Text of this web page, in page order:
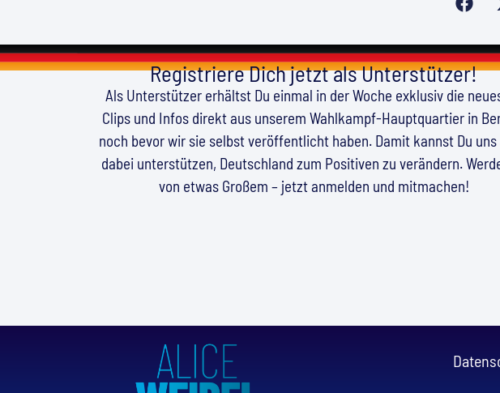
Registriere Dich jetzt als Unterstützer!
Als Unterstützer erhältst Du einmal in der Woche exklusiv die
Clips und Infos direkt aus unserem Wahlkampf-Hauptquartier in
noch bevor wir sie selbst veröffentlicht haben. Damit kannst Du
dabei unterstützen, Deutschland zum Positiven zu verändern.
von etwas Großem – jetzt anmelden und mitmachen!